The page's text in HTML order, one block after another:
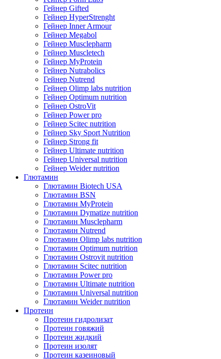
Гейнер Gifted
Гейнер HyperStrenght
Гейнер Inner Armour
Гейнер Megabol
Гейнер Musclepharm
Гейнер Muscletech
Гейнер MyProtein
Гейнер Nutrabolics
Гейнер Nutrend
Гейнер Olimp labs nutrition
Гейнер Optimum nutrition
Гейнер OstroVit
Гейнер Power pro
Гейнер Scitec nutrition
Гейнер Sky Sport Nutrition
Гейнер Strong fit
Гейнер Ultimate nutrition
Гейнер Universal nutrition
Гейнер Weider nutrition
Глютамин
Глютамин Biotech USA
Глютамин BSN
Глютамин MyProtein
Глютамин Dymatize nutrition
Глютамин Musclepharm
Глютамин Nutrend
Глютамин Olimp labs nutrition
Глютамин Optimum nutrition
Глютамин Ostrovit nutrition
Глютамин Scitec nutrition
Глютамин Power pro
Глютамин Ultimate nutrition
Глютамин Universal nutrition
Глютамин Weider nutrition
Протеин
Протеин гидролизат
Протеин говяжий
Протеин жидкий
Протеин изолят
Протеин казеиновый